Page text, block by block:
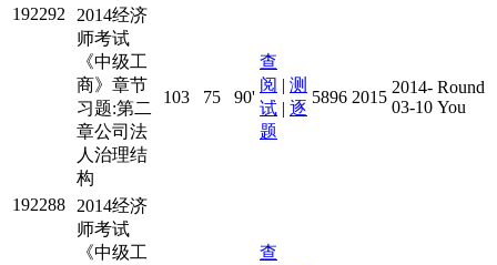
192292
2014经济
师考试
《中级工
商》章节
习题:第二
章公司法
人治理结
构
103 75 90'
查
阅 | 测
试 | 逐
题
5896 2015
2014-
03-10
Round
You
192288
2014经济
师考试
《中级工
查